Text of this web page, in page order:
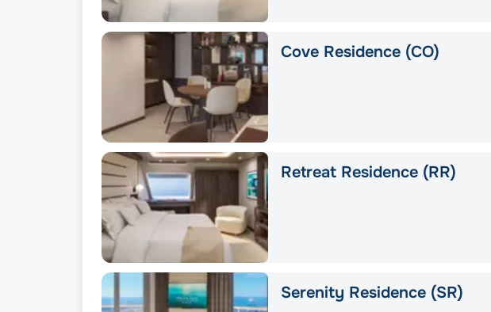
Cove Residence (CO)
Retreat Residence (RR)
Serenity Residence (SR)